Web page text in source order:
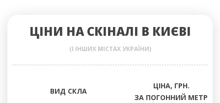
ЦІНИ НА СКІНАЛІ В КИЄВІ
(І ІНШИХ МІСТАХ УКРАЇНИ)
ВИД СКЛА
ЦІНА, ГРН.
ЗА ПОГОННИЙ МЕТР